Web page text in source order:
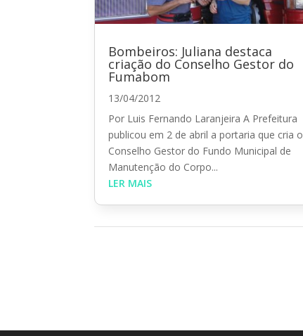
Bombeiros: Juliana destaca
criação do Conselho Gestor do
Fumabom
13/04/2012
Por Luis Fernando Laranjeira A Prefeitura
publicou em 2 de abril a portaria que cria o
Conselho Gestor do Fundo Municipal de
Manutenção do Corpo...
LER MAIS